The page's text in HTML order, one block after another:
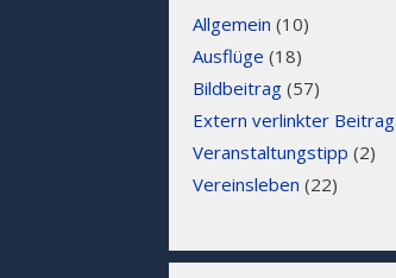
Allgemein (10)
Ausflüge (18)
Bildbeitrag (57)
Extern verlinkter Beitrag
Veranstaltungstipp (2)
Vereinsleben (22)